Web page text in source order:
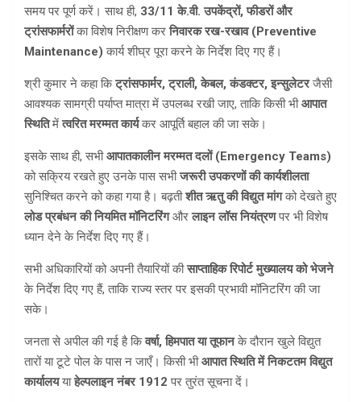
समय पर पूर्ण करें। साथ ही, 33/11 के.वी. उपकेंद्रों, फीडरों और
ट्रांसफार्मरोंका विशेष निरीक्षण करनिवारक रख-रखाव (Preventive
Maintenance) कार्य शीघ्र पूरा करने के निर्देश दिए गए हैं।
श्री कुमार ने कहा किट्रांसफार्मर, ट्राली, केबल, कंडक्टर, इन्सुलेटरजैसी
आवश्यक सामग्री पर्याप्त मात्रा में उपलब्ध रखी जाए, ताकि किसी भीआपात
स्थितिमेंत्वरित मरम्मत कार्यकर आपूर्ति बहाल की जा सके।
इसके साथ ही, सभीआपातकालीन मरम्मत दलों (Emergency Teams)
को सक्रिय रखते हुए उनके पास सभीजरूरी उपकरणों की कार्यशीलता
सुनिश्चित करने को कहा गया है। बढ़तीशीत ऋतु की विद्युत मांगको देखते हुए
लोड प्रबंधन की नियमित मॉनिटरिंगऔरलाइन लॉस नियंत्रणपर भी विशेष
ध्यान देने के निर्देश दिए गए हैं।
सभी अधिकारियों को अपनी तैयारियों कीसाप्ताहिक रिपोर्ट मुख्यालय को भेजने
के निर्देश दिए गए हैं, ताकि राज्य स्तर पर इसकी प्रभावी मॉनिटरिंग की जा
सके।
जनता से अपील की गई है किवर्षा, हिमपात या तूफानके दौरान खुले विद्युत
तारों या टूटे पोल के पास न जाएँ। किसी भीआपात स्थिति में निकटतम विद्युत
कार्यालययाहेल्पलाइन नंबर 1912 पर तुरंत सूचना दें।